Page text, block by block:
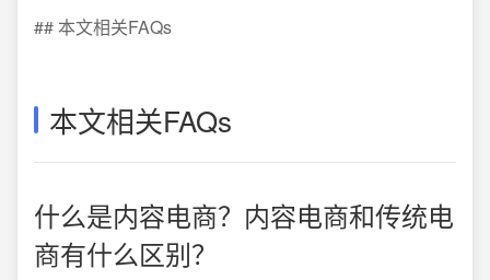
## 本文相关FAQs
本文相关FAQs
什么是内容电商？内容电商和传统电
商有什么区别？